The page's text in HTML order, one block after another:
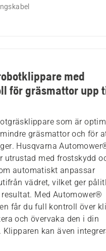
med
för gräsmattor upp
som är
gräsmattor och för
Husqvarna
utrustad med frostskydd
automatiskt anpassar
vädret, vilket ger
Med Automower®
får du full kontroll över
och övervaka den i din
kan även